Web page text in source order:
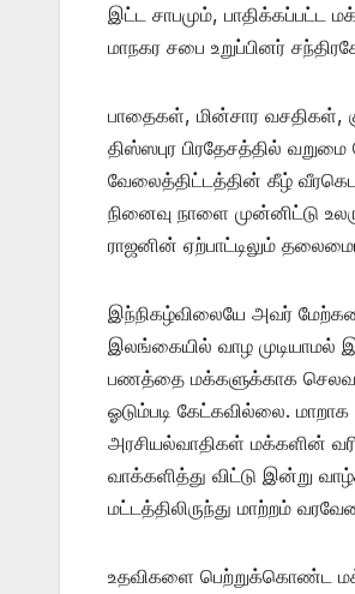
இட்ட சாபமும்,
மாநகர சபை உறுப்பினர்
பாதைகள், மின்சார வசதிகள்,
திஸ்ஸபுர பிரதேசத்தில்
வேலைத்திட்டத்தின் கீழ்
நினைவு நாளை முன்னிட்டு
ராஜனின் ஏற்பாட்டிலும்
இந்நிகழ்விலையே அவர்
இலங்கையில் வாழ முடியாமல்
பணத்தை மக்களுக்காக
ஓடும்படி கேட்கவில்லை.
அரசியல்வாதிகள் மக்களின்
வாக்களித்து விட்டு இன்று
மட்டத்திலிருந்து மாற்றம்
உதவிகளை பெற்றுக்கொண்ட